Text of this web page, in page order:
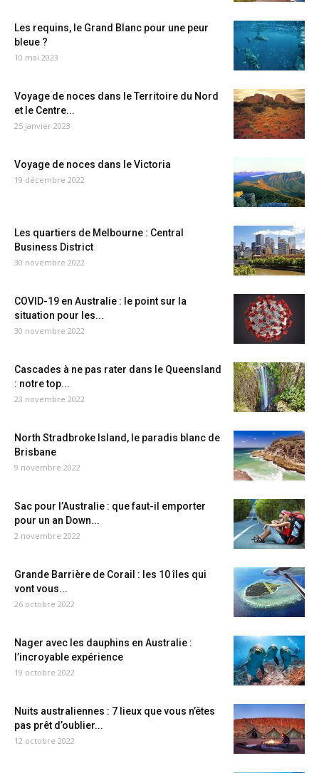
Les requins, le Grand Blanc pour une peur
bleue ?
10 mai 2023
Voyage de noces dans le Territoire du Nord
et le Centre...
25 janvier 2023
Voyage de noces dans le Victoria
19 décembre 2022
Les quartiers de Melbourne : Central
Business District
30 novembre 2022
COVID-19 en Australie : le point sur la
situation pour les...
30 novembre 2022
Cascades à ne pas rater dans le Queensland
: notre top...
23 novembre 2022
North Stradbroke Island, le paradis blanc de
Brisbane
9 novembre 2022
Sac pour l’Australie : que faut-il emporter
pour un an Down...
2 novembre 2022
Grande Barrière de Corail : les 10 îles qui
vont vous...
26 octobre 2022
Nager avec les dauphins en Australie :
l’incroyable expérience
19 octobre 2022
Nuits australiennes : 7 lieux que vous n’êtes
pas prêt d’oublier...
12 octobre 2022